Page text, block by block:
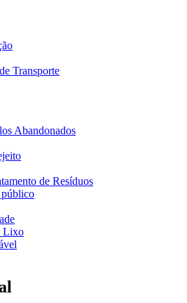
Transporte
Abandonados
de Resíduos
Lixo